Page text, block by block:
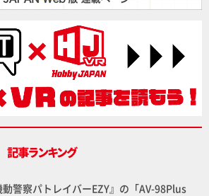
動警察パトレイバーEZY』の「AV-98Plus